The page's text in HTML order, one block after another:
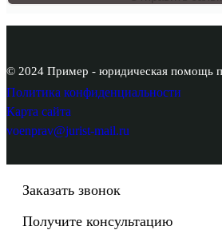
© 2024 Пример - юридическая помощь
Политика конфиденциальности
Карта сайта
voenprav@jurist-mail.ru
Заказать звонок
Получите консультацию